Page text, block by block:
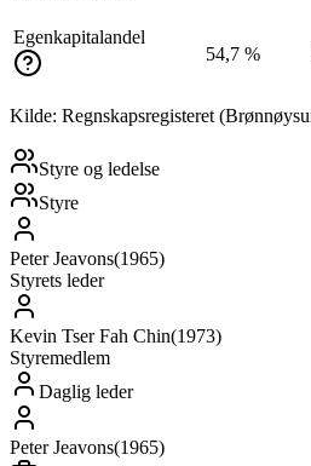
Egenkapitalandel
54,7 %
Kilde: Regnskapsregisteret
Styre og ledelse
Styre
Peter Jeavons(1965)
Styrets leder
Kevin Tser Fah Chin(1973)
Styremedlem
Daglig leder
Peter Jeavons(1965)